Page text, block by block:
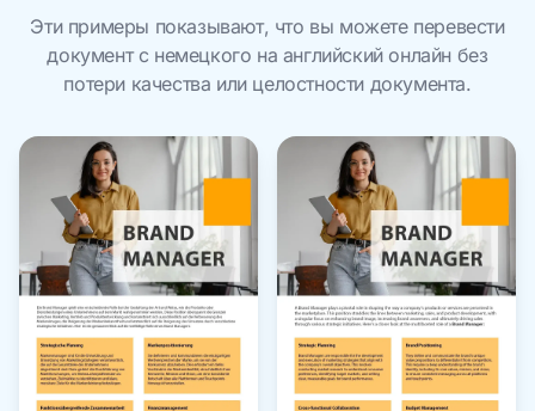
Эти примеры показывают, что вы можете перевести
документ с немецкого на английский онлайн без
потери качества или целостности документа.